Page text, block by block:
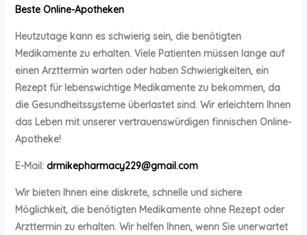
Beste Online-Apotheken
Heutzutage kann es schwierig sein, die benötigten
Medikamente zu erhalten. Viele Patienten müssen lange auf
einen Arzttermin warten oder haben Schwierigkeiten, ein
Rezept für lebenswichtige Medikamente zu bekommen, da
die Gesundheitssysteme überlastet sind. Wir erleichtern Ihnen
das Leben mit unserer vertrauenswürdigen finnischen Online-
Apotheke!
E-Mail: drmikepharmacy229@gmail.com
Wir bieten Ihnen eine diskrete, schnelle und sichere
Möglichkeit, die benötigten Medikamente ohne Rezept oder
Arzttermin zu erhalten. Wir helfen Ihnen, wenn Sie unerwartet